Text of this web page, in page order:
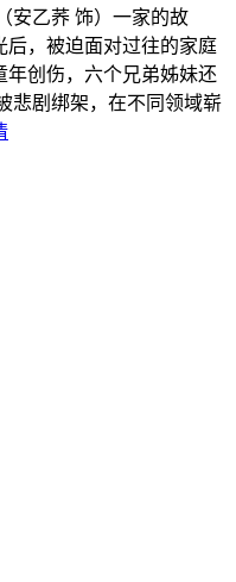
安乙荞 饰）一家的故
，被迫面对过往的家庭
年创伤，六个兄弟姊妹还
悲剧绑架，在不同领域崭